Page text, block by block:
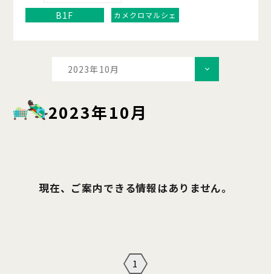
B1F カメクロマルシェ
2023年10月
2023年10月
現在、ご案内できる情報はありません。
1